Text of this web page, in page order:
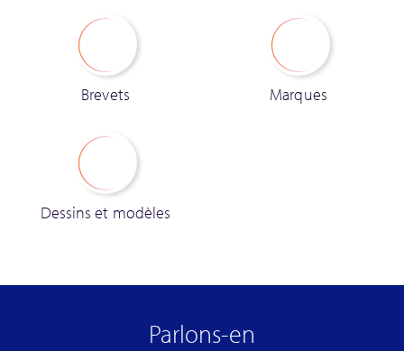
Brevets Marques
Dessins et modèles
Parlons-en